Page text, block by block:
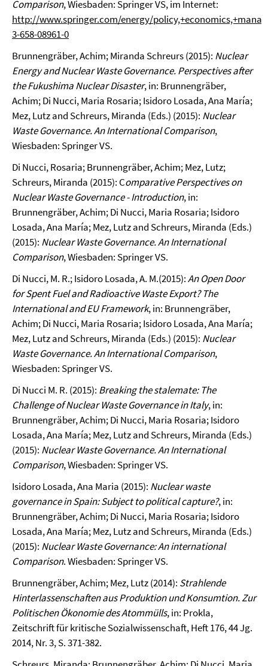
Comparison, Wiesbaden: Springer VS, im Internet:
http://www.springer.com/energy/
3-658-08961-0
Brunnengräber, Achim; Miranda Schreurs (2015): Nuclear
Energy and Nuclear Waste Governance. Perspectives after
the Fukushima Nuclear Disaster, in: Brunnengräber,
Achim; Di Nucci, Maria Rosaria; Isidoro Losada, Ana María;
Mez, Lutz and Schreurs, Miranda (Eds.) (2015): Nuclear
Waste Governance. An International Comparison,
Wiesbaden: Springer VS.
Di Nucci, Rosaria; Brunnengräber, Achim; Mez, Lutz;
Schreurs, Miranda (2015): Comparative Perspectives on
Nuclear Waste Governance - Introduction, in:
Brunnengräber, Achim; Di Nucci, Maria Rosaria; Isidoro
Losada, Ana María; Mez, Lutz and Schreurs, Miranda (Eds.)
(2015): Nuclear Waste Governance. An International
Comparison, Wiesbaden: Springer VS.
Di Nucci, M. R.; Isidoro Losada, A. M.(2015):An Open Door
for Spent Fuel and Radioactive Waste Export? The
International and EU Framework, in: Brunnengräber,
Achim; Di Nucci, Maria Rosaria; Isidoro Losada, Ana María;
Mez, Lutz and Schreurs, Miranda (Eds.) (2015): Nuclear
Waste Governance. An International Comparison,
Wiesbaden: Springer VS.
Di Nucci M. R. (2015): Breaking the stalemate: The
Challenge of Nuclear Waste Governance in Italy, in:
Brunnengräber, Achim; Di Nucci, Maria Rosaria; Isidoro
Losada, Ana María; Mez, Lutz and Schreurs, Miranda (Eds.)
(2015): Nuclear Waste Governance. An International
Comparison, Wiesbaden: Springer VS.
Isidoro Losada, Ana Maria (2015): Nuclear waste
governance in Spain: Subject to political capture?, in:
Brunnengräber, Achim; Di Nucci, Maria Rosaria; Isidoro
Losada, Ana María; Mez, Lutz and Schreurs, Miranda (Eds.)
(2015): Nuclear Waste Governance: An international
Comparison. Wiesbaden: Springer VS.
Brunnengräber, Achim; Mez, Lutz (2014): Strahlende
Hinterlassenschaften aus Produktion und Konsumtion. Zur
Politischen Ökonomie des Atommülls, in: Prokla,
Zeitschrift für kritische Sozialwissenschaft, Heft 176, 44 Jg.
2014, Nr. 3, S. 371-382.